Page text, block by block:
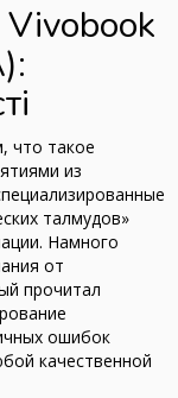
что такое
из
талмудов»
Намного
от
прочитал
ошибок
качественной